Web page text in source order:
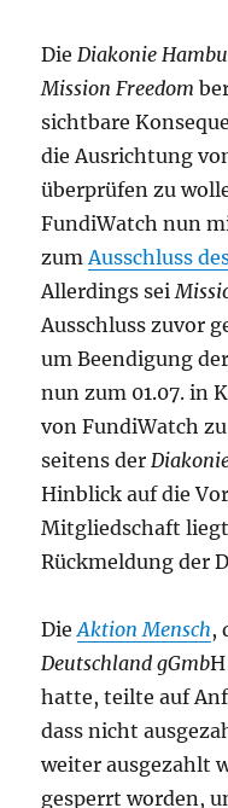
Die Diakonie
Mission Freedom
sichtbare
die Ausrichtung
überprüfen zu
FundiWatch nun
zum Ausschluss
Allerdings sei
Ausschluss zuvor
um Beendigung
nun zum 01.07. in
von FundiWatch
seitens der
Hinblick auf die
Mitgliedschaft
Rückmeldung der
DieAktion Mensch,
Deutschland gGmb
hatte, teilte auf
dass nicht
weiter ausgezahlt
gesperrt worden,